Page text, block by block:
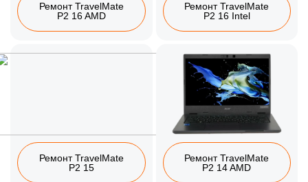
Ремонт TravelMate
P2 16 AMD
Ремонт TravelMate
P2 16 Intel
Ремонт TravelMate
P2 15
Ремонт TravelMate
P2 14 AMD